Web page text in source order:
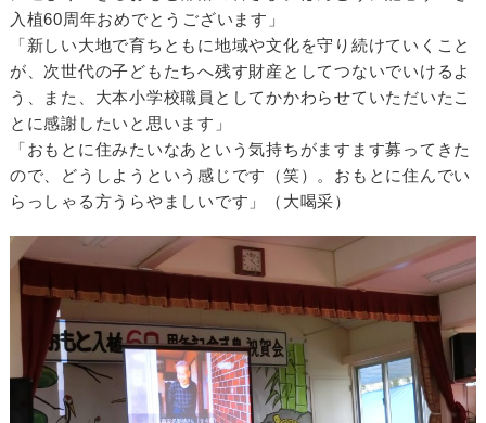
入植60周年おめでとうございます」
「新しい大地で育ちともに地域や文化を守り続けていくこと
が、次世代の子どもたちへ残す財産としてつないでいけるよ
う、また、大本小学校職員としてかかわらせていただいたこ
とに感謝したいと思います」
「おもとに住みたいなあという気持ちがますます募ってきた
ので、どうしようという感じです（笑）。おもとに住んでい
らっしゃる方うらやましいです」（大喝采）